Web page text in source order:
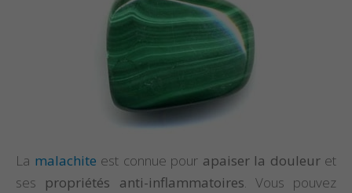
La malachite est connue pour apaiser la douleuret
ses propriétés anti-inflammatoires. Vous pouvez